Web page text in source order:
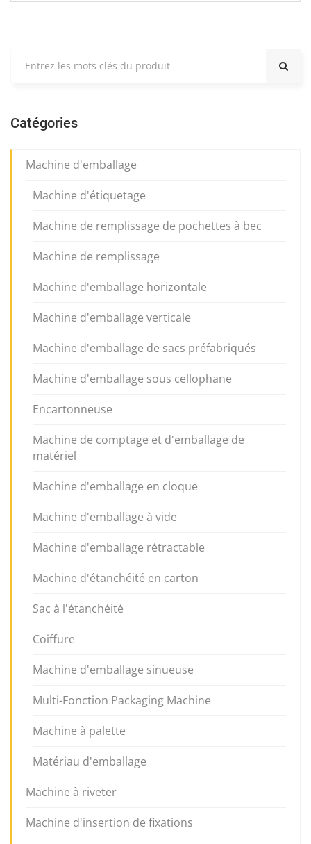
Catégories
Machine d'emballage
Machine d'étiquetage
Machine de remplissage de pochettes à bec
Machine de remplissage
Machine d'emballage horizontale
Machine d'emballage verticale
Machine d'emballage de sacs préfabriqués
Machine d'emballage sous cellophane
Encartonneuse
Machine de comptage et d'emballage de
matériel
Machine d'emballage en cloque
Machine d'emballage à vide
Machine d'emballage rétractable
Machine d'étanchéité en carton
Sac à l'étanchéité
Coiffure
Machine d'emballage sinueuse
Multi-Fonction Packaging Machine
Machine à palette
Matériau d'emballage
Machine à riveter
Machine d'insertion de fixations